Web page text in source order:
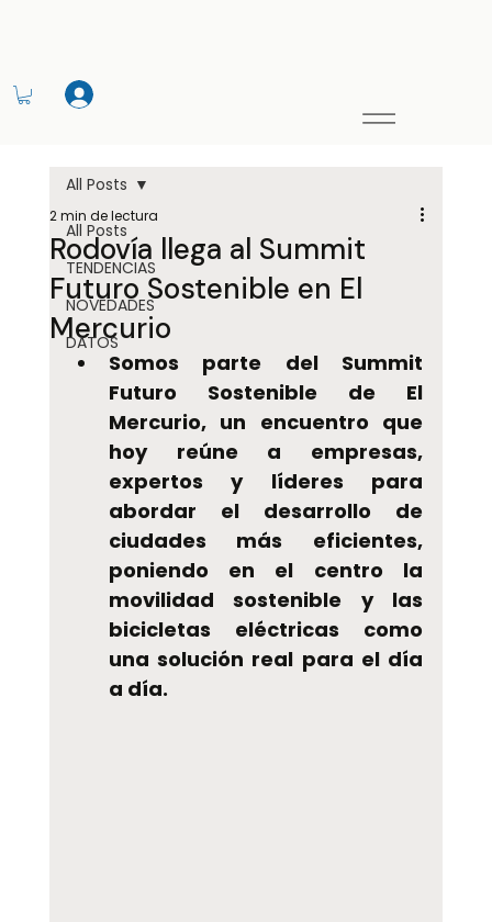
All Posts
TENDENCIAS
NOVEDADES
DATOS
All Posts
Rodovía llega al Summit
Futuro Sostenible en El
Mercurio
2 min de lectura
Somos parte del Summit
Futuro Sostenible de El
Mercurio, un encuentro que
hoy reúne a empresas,
expertos y líderes para
abordar el desarrollo de
ciudades más eficientes,
poniendo en el centro la
movilidad sostenible y las
bicicletas eléctricas como
una solución real para el día
a día.